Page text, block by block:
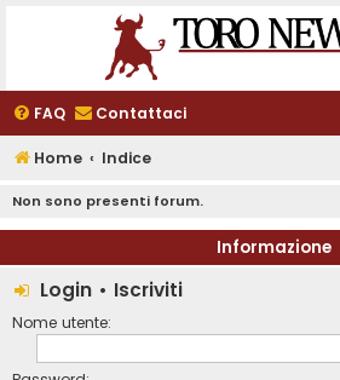
FAQ Contattaci
Home Indice
Non sono presenti forum.
Informazione
Login • Iscriviti
Nome utente: